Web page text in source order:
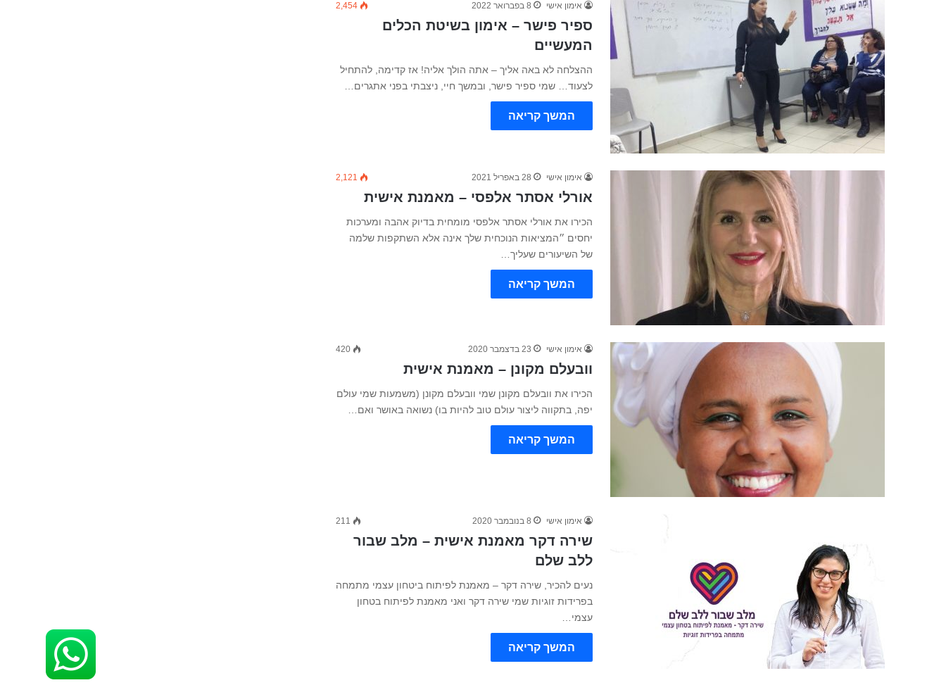
אימון אישי 8 בפברואר 2022 2,454
ספיר פישר – אימון בשיטת הכלים
המעשיים
ההצלחה לא באה אליך – אתה הולך אליה! אז קדימה, להתחיל
לצעוד… שמי ספיר פישר, ובמשך חיי, ניצבתי בפני אתגרים…
המשך קריאה
אימון אישי 28 באפריל 2021 2,121
אורלי אסתר אלפסי – מאמנת אישית
הכירו את אורלי אסתר אלפסי מומחית בדיוק אהבה ומערכות
יחסים ״המציאות הנוכחית שלך אינה אלא השתקפות שלמה
של השיעורים שעליך…
המשך קריאה
אימון אישי 23 בדצמבר 2020 420
וובעלם מקונן – מאמנת אישית
הכירו את וובעלם מקונן שמי וובעלם מקונן (משמעות שמי עולם
יפה, בתקווה ליצור עולם טוב להיות בו) נשואה באושר ואם…
המשך קריאה
אימון אישי 8 בנובמבר 2020 211
שירה דקר מאמנת אישית – מלב שבור
ללב שלם
נעים להכיר, שירה דקר – מאמנת לפיתוח ביטחון עצמי מתמחה
בפרידות זוגיות שמי שירה דקר ואני מאמנת לפיתוח בטחון
עצמי…
המשך קריאה